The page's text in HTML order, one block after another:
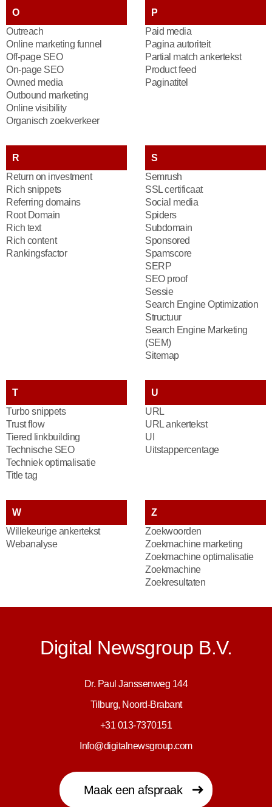
O
Outreach
Online marketing funnel
Off-page SEO
On-page SEO
Owned media
Outbound marketing
Online visibility
Organisch zoekverkeer
P
Paid media
Pagina autoriteit
Partial match ankertekst
Product feed
Paginatitel
R
Return on investment
Rich snippets
Referring domains
Root Domain
Rich text
Rich content
Rankingsfactor
S
Semrush
SSL certificaat
Social media
Spiders
Subdomain
Sponsored
Spamscore
SERP
SEO proof
Sessie
Search Engine Optimization
Structuur
Search Engine Marketing
(SEM)
Sitemap
T
Turbo snippets
Trust flow
Tiered linkbuilding
Technische SEO
Techniek optimalisatie
Title tag
U
URL
URL ankertekst
UI
Uitstappercentage
W
Willekeurige ankertekst
Webanalyse
Z
Zoekwoorden
Zoekmachine marketing
Zoekmachine optimalisatie
Zoekmachine
Zoekresultaten
Digital Newsgroup B.V.
Dr. Paul Janssenweg 144
Tilburg, Noord-Brabant
+31 013-7370151
Info@digitalnewsgroup.com
Maak een afspraak